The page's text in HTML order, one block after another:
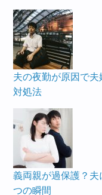
夫の夜勤が原因で
対処法
義両親が過保護？夫
つの瞬間